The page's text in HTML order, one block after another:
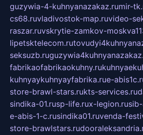
guzywia-4-kuhnyanazakaz.rumir-
cs68.ruvladivostok-map.ruvideo-
raszar.ruvskrytie-zamkov-
lipetsktelecom.ru
seksuzb.ru
fabrikaofabrikaokuhny.ru
kuhnyaykuhnyayfabrika.rue-
store-brawl-stars.rukts-services.ru
sindika-01.rusp-life.rux-legion.ru
e-abis-1-c.rusindika01.ruvenda-
store-brawlstars.ru